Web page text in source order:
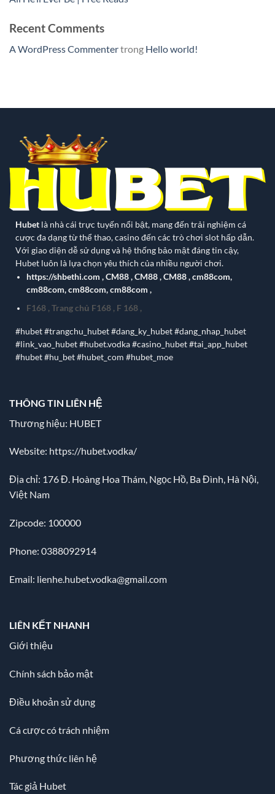
Recent Comments
A WordPress Commentertrong Hello world!
Hubet là nhà cái trực tuyến nổi bật, mang đến trải nghiệm cá
cược đa dạng từ thể thao, casino đến các trò chơi slot hấp dẫn.
Với giao diện dễ sử dụng và hệ thống bảo mật đáng tin cậy,
Hubet luôn là lựa chọn yêu thích của nhiều người chơi.
https://shbethi.com ,CM88,CM88,CM88,cm88com,
cm88com,cm88com,cm88com ,
F168, Trang chủ F168, F 168,
#hubet #trangchu_hubet #dang_ky_hubet #dang_nhap_hubet
#link_vao_hubet #hubet.vodka #casino_hubet #tai_app_hubet
#hubet #hu_bet #hubet_com #hubet_moe
THÔNG TIN LIÊN HỆ
Thương hiệu: HUBET
Website: https://hubet.vodka/
Địa chỉ: 176 Đ. Hoàng Hoa Thám, Ngọc Hồ, Ba Đình, Hà Nội,
Việt Nam
Zipcode: 100000
Phone: 0388092914
Email: lienhe.hubet.vodka@gmail.com
LIÊN KẾT NHANH
Giới thiệu
Chính sách bảo mật
Điều khoản sử dụng
Cá cược có trách nhiệm
Phương thức liên hệ
Tác giả Hubet